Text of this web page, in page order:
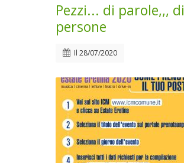
Pezzi... di parole,,, di
persone
Il 28/07/2020